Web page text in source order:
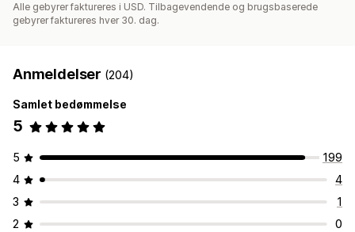
Alle gebyrer faktureres i USD. Tilbagevendende og brugsbaserede
gebyrer faktureres hver 30. dag.
Anmeldelser (204)
Samlet bedømmelse
5
5
199
4
4
3
1
2
0